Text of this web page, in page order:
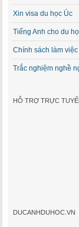
Xin visa du học Úc
Tiếng Anh cho du
Chính sách làm
Trắc nghiệm nghề
HỖ TRỢ TRỰC
DUCANHDUHOC.VN